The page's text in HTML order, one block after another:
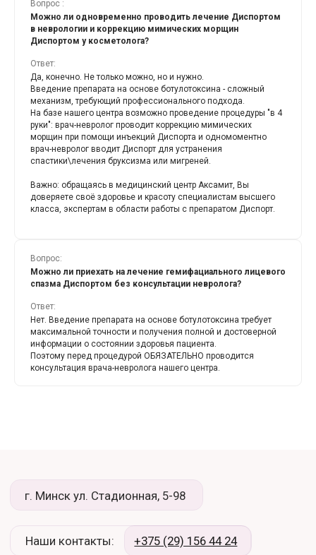
Вопрос :
Можно ли одновременно проводить лечение Диспортом
в неврологии и коррекцию мимических морщин
Диспортом у косметолога?
Ответ:
Да, конечно. Не только можно, но и нужно.
Введение препарата на основе ботулотоксина - сложный
механизм, требующий профессионального подхода.
На базе нашего центра возможно проведение процедуры "в 4
руки": врач-невролог проводит коррекцию мимических
морщин при помощи инъекций Диспорта и одномоментно
врач-невролог вводит Диспорт для устранения
спастики\лечения бруксизма или мигреней.
Важно: обращаясь в медицинский центр Аксамит, Вы
доверяете своё здоровье и красоту специалистам высшего
класса, экспертам в области работы с препаратом Диспорт.
Вопрос:
Можно ли приехать на лечение гемифациального лицевого
спазма Диспортом без консультации невролога?
Ответ:
Нет. Введение препарата на основе ботулотоксина требует
максимальной точности и получения полной и достоверной
информации о состоянии здоровья пациента.
Поэтому перед процедурой ОБЯЗАТЕЛЬНО проводится
консультация врача-невролога нашего центра.
+375 (29) 156 44 24
г. Минск ул.Стадионная, 5-98
Е-mail: office@aksamit-med.by
Время работы: ежедневно с 8:00 до 21:00
МЕДИЦИНСКИЙ ЦЕНТР
Политика обработки персональных данных
Публичный договор
Пользовательское соглашение